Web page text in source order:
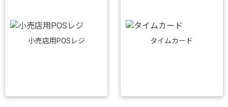
小売店用POSレジ タイムカード